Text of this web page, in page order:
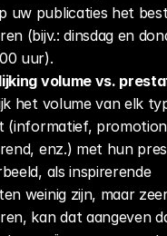
uw publicaties het
(bijv.: dinsdag en
uur).
volume vs.
het volume van elk
(informatief,
enz.) met hun
als inspirerende
weinig zijn, maar
kan dat aangeven